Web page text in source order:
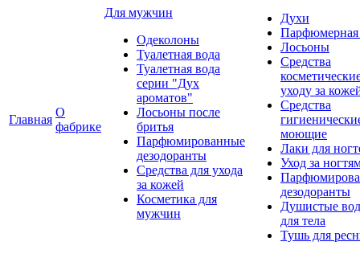
Главная
О
фабрике
Для мужчин
Одеколоны
Туалетная вода
Туалетная вода
серии "Дух
ароматов"
Лосьоны после
бритья
Парфюмированные
дезодоранты
Средства для ухода
за кожей
Косметика для
мужчин
Духи
Парфюмерная
Лосьоны
Средства
уходу за
Средства
моющие
Лаки для
Уход за
дезодоранты
Душистые
для тела
Тушь для